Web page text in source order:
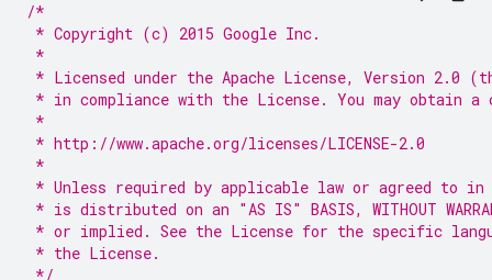
/*
* Copyright (c) 2015 Google Inc.
*
* Licensed under the Apache License, Version
* in compliance with the License. You may obtain
*
* http://www.apache.org/licenses/LICENSE-2.0
*
* Unless required by applicable law or agreed to
* is distributed on an "AS IS" BASIS, WITHOUT
* or implied. See the License for the specific
* the License.
*/